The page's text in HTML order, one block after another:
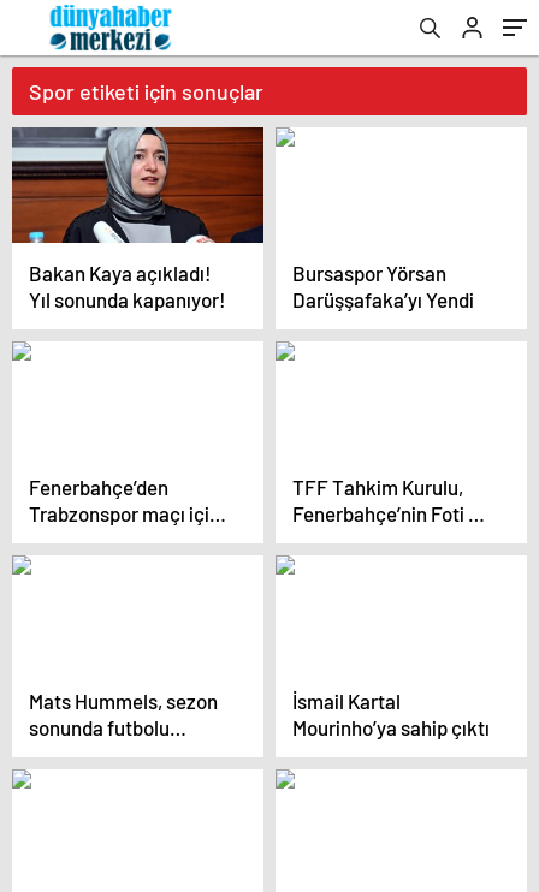
Spor etiketi için sonuçlar
Bakan Kaya açıkladı!
Yıl sonunda kapanıyor!
Bursaspor Yörsan
Darüşşafaka’yı Yendi
Fenerbahçe’den
Trabzonspor maçı için
TFF’ye flaş çağrı
TFF Tahkim Kurulu,
Fenerbahçe’nin Foti ve
Zufic’in cezalarına
yaptığı itirazı reddetti
Mats Hummels, sezon
sonunda futbolu
bırakacak
İsmail Kartal
Mourinho’ya sahip çıktı